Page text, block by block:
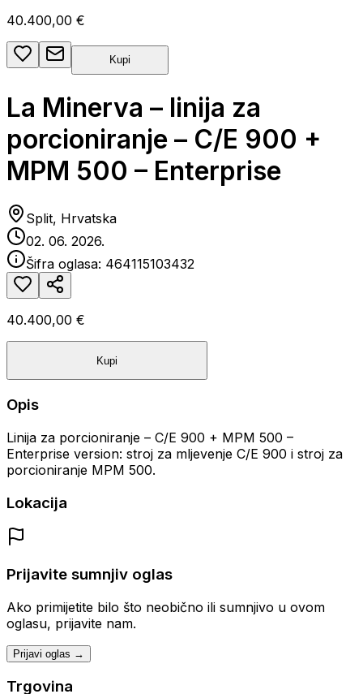
40.400,00 €
Kupi
La Minerva – linija za
porcioniranje – C/E 900 +
MPM 500 – Enterprise
Split, Hrvatska
02. 06. 2026.
Šifra oglasa: 464115103432
40.400,00 €
Kupi
Opis
Linija za porcioniranje – C/E 900 + MPM 500 –
Enterprise version: stroj za mljevenje C/E 900 i stroj za
porcioniranje MPM 500.
Lokacija
Prijavite sumnjiv oglas
Ako primijetite bilo što neobično ili sumnjivo u ovom
oglasu, prijavite nam.
Prijavi oglas →
Trgovina